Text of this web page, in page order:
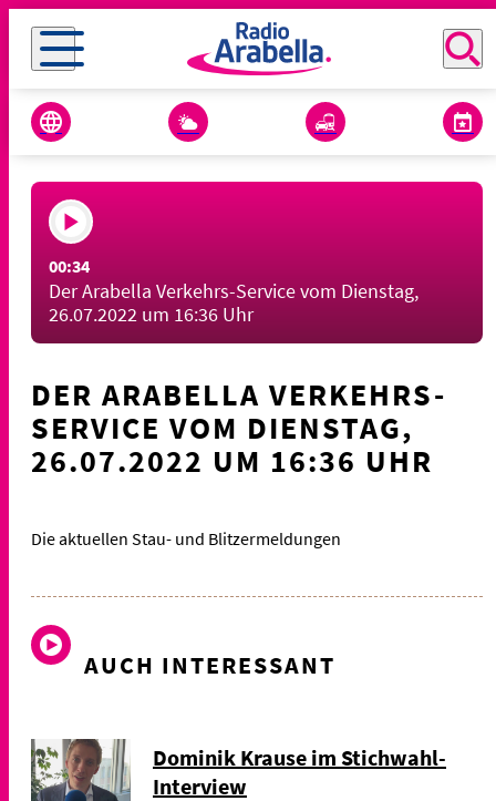
00:34
Der Arabella Verkehrs-Service vom Dienstag,
26.07.2022 um 16:36 Uhr
DER ARABELLA VERKEHRS-
SERVICE VOM DIENSTAG,
26.07.2022 UM 16:36 UHR
Die aktuellen Stau- und Blitzermeldungen
AUCH INTERESSANT
Dominik Krause im Stichwahl-
Interview